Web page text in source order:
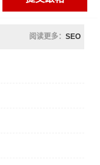
阅读更多： SEO